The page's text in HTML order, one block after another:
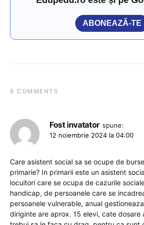
ABONEAZĂ-TE
9 COMMENTS
Fost invatator spune:
12 noiembrie 2024 la 04:00
Care asistent social sa se ocupe de
primarie? In primarii este un asistent
locuitori care se ocupa de cazurile
handicap, de persoanele care se
persoanele vulnerable, anual
diriginte are aprox. 15 elevi, cate dosare